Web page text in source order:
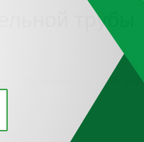
трубы
По цене